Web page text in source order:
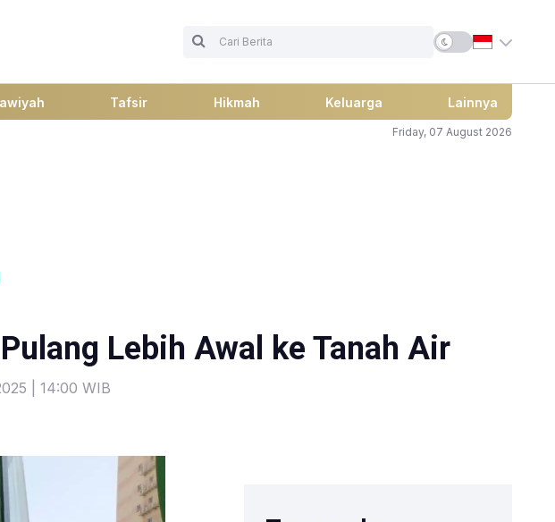
Tafsir Hikmah Keluarga Lainnya
Friday, 07 August 2026
Lebih Awal ke Tanah Air
| 14:00 WIB